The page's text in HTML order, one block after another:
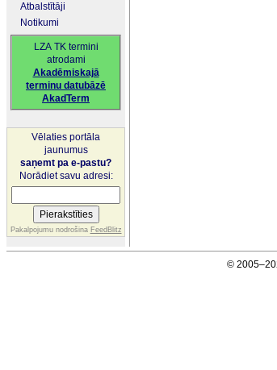
Atbalstītāji
Notikumi
LZA TK termini
atrodami
Akadēmiskajā
terminu datubāzē
AkadTerm
Vēlaties portāla
jaunumus
saņemt pa e-pastu?
Norādiet savu adresi:
Pakalpojumu nodrošina FeedBlitz
©